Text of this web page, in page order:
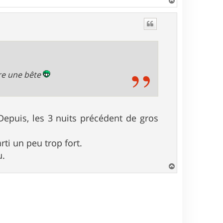
a
une bête
les 3 nuits précédent de gros
un peu trop fort.
a